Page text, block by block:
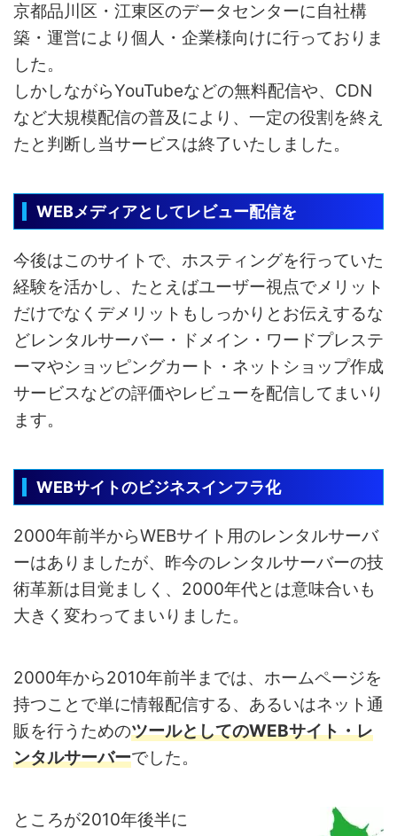
京都品川区・江東区のデータセンターに自社構
築・運営により個人・企業様向けに行っておりま
した。
しかしながらYouTubeなどの無料配信や、CDN
など大規模配信の普及により、一定の役割を終え
たと判断し当サービスは終了いたしました。
WEBメディアとしてレビュー配信を
今後はこのサイトで、ホスティングを行っていた
経験を活かし、たとえばユーザー視点でメリット
だけでなくデメリットもしっかりとお伝えするな
どレンタルサーバー・ドメイン・ワードプレステ
ーマやショッピングカート・ネットショップ作成
サービスなどの評価やレビューを配信してまいり
ます。
WEBサイトのビジネスインフラ化
2000年前半からWEBサイト用のレンタルサーバ
ーはありましたが、昨今のレンタルサーバーの技
術革新は目覚ましく、2000年代とは意味合いも
大きく変わってまいりました。
2000年から2010年前半までは、ホームページを
持つことで単に情報配信する、あるいはネット通
販を行うためのツールとしてのWEBサイト・レ
ンタルサーバーでした。
ところが2010年後半に